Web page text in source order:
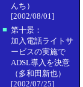
んち）
[2002/08/01]
■ 第十景：
加入電話ライトサ
ービスの実施で
ADSL導入を決意
（多和田新也）
[2002/07/25]